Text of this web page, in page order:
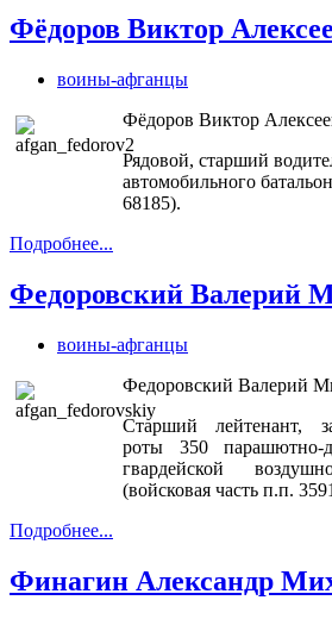
Фёдоров Виктор
воины-афганцы
Фёдоров Виктор
Рядовой, старший
автомобильного
68185).
Подробнее...
Федоровский Валерий
воины-афганцы
Федоровский Валерий
Старший лейтенант,
роты 350 парашютно-
гвардейской
(войсковая часть п.п.
Подробнее...
Финагин Александр